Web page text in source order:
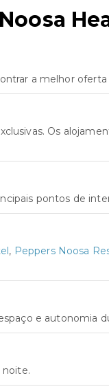
a melhor oferta
Os
pontos de
, Peppers Noosa
e autonomia
noite.